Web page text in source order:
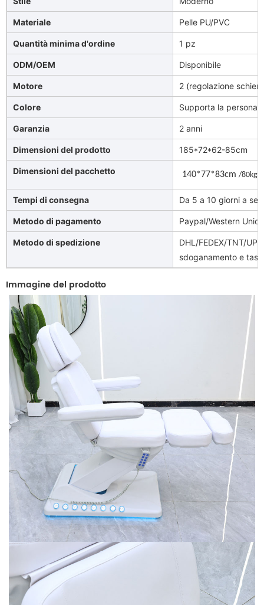
Materiale Pelle PU/PVC
Quantità minima d'ordine 1 pz
ODM/OEM Disponibile
Motore 2 (regolazione
Colore Supporta la
Garanzia 2 anni
Dimensioni del prodotto 185*72*62-85cm
Dimensioni del pacchetto 140*77*83cm /80kg
Tempi di consegna Da 5 a 10 giorni a
Metodo di pagamento Paypal/Western
Metodo di spedizione
DHL/FEDEX/TNT/
sdoganamento e
Immagine del prodotto